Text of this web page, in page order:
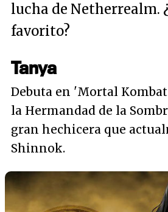
lucha de Netherrealm.
favorito?
Tanya
Debuta en 'Mortal
la Hermandad de la
gran hechicera que
Shinnok.